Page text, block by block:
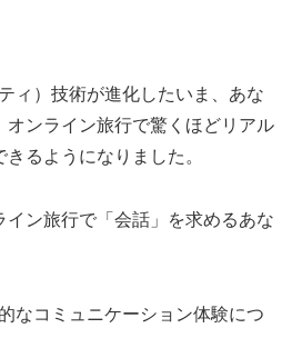
ィ）技術が進化したいま、あな
ンライン旅行で驚くほどリアル
るようになりました。
ン旅行で「会話」を求めるあな
なコミュニケーション体験につ